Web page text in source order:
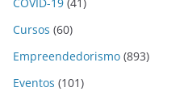
Cursos (60)
Empreendedorismo (893)
Eventos (101)